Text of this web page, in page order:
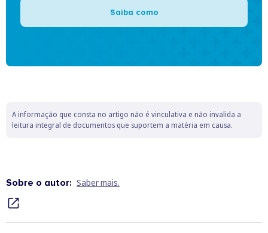
Saiba como
A informação que consta no artigo não é vinculativa e não invalida a
leitura integral de documentos que suportem a matéria em causa.
Sobre o autor: Saber mais.